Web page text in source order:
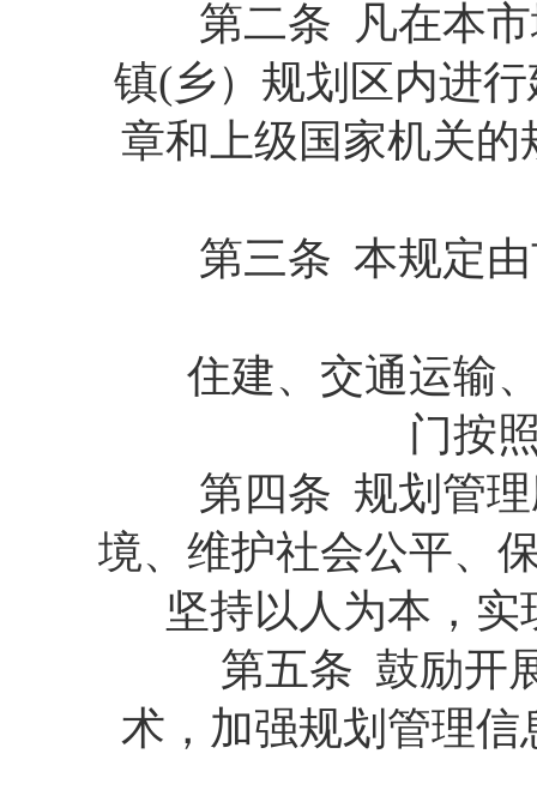
第二条 凡在本市
镇(乡）规划区内进
章和上级国家机关
第三条 本规定由
住建、交通运输、
门按
第四条 规划管理
境、维护社会公平、
坚持以人为本，
第五条 鼓励开展
术，加强规划管理